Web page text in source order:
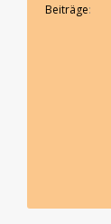
Beiträge